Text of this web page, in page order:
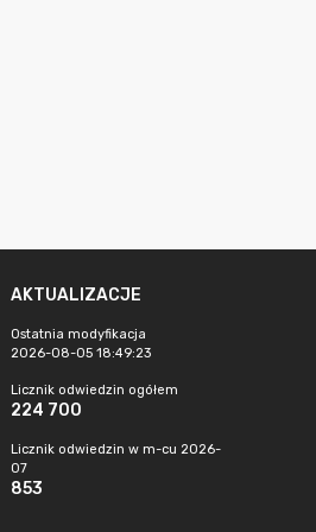
AKTUALIZACJE
Ostatnia modyfikacja
2026-08-05 18:49:23
Licznik odwiedzin ogółem
224 700
Licznik odwiedzin w m-cu 2026-
07
853